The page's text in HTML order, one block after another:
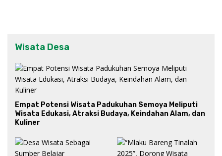
Wisata Desa
Empat Potensi Wisata Padukuhan Semoya Meliputi
Wisata Edukasi, Atraksi Budaya, Keindahan Alam, dan
Kuliner